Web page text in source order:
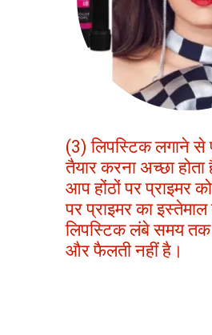
(3) लिपस्टिक लगाने से
तैयार करना अच्छा
आप होंठों पर प्राइमर
पर प्राइमर का
लिपस्टिक लंबे समय तक
और फैलती नहीं है।